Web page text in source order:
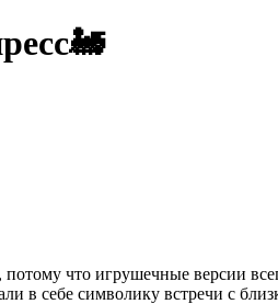
что игрушечные версии
в себе символику встречи с